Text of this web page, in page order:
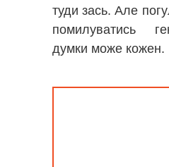
туди зась. Але
помилуватись
думки може кожен.